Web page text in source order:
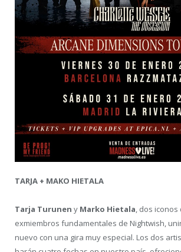
TARJA + MAKO HIETALA
Tarja Turunen y Marko Hietala, dos
exmiembros fundamentales de Nightwish,
nuevo con una gira muy especial. Los dos